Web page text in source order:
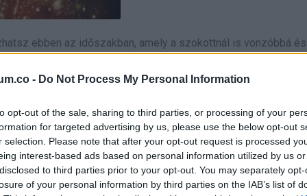
- Do Not Process My Personal Information
opt-out of the sale, sharing to third parties, or processing of your
for targeted advertising by us, please use the below opt-out
selection. Please note that after your opt-out request is processed
interest-based ads based on personal information utilized by us
to third parties prior to your opt-out. You may separately
of your personal information by third parties on the IAB’s list of
ebben az időszakban, amely a szokottnál is vonzóbbá és
az első állomása már júniusban Rád köszönt!
a “sok szerencsét” tartalmú hozzászólást követően
varrt szálak megoldásáról szól majd: mivel erős
energiát szabadíthatsz fel! Ráadásul ezeket 2024-ben a